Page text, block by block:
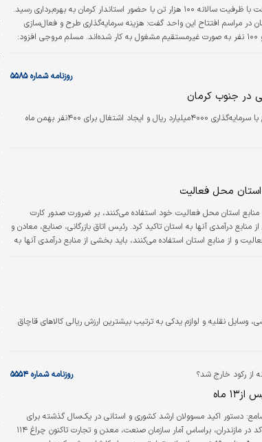
واحد کنسانتره آهن سرگز واقع در بخش اسفندقه شهرستان جیرفت با ظرفیت سالانه ۱۰۰ هزار تن با حضور استاندار کرمان به بهره‌‌برداری رسید.
در مراسم افتتاح این واحد گفت: هزینه سرمایه‌گذاری طرح و فعال‌سازی
معدن ۵۰ میلیارد تومان بوده است که ۳۰ نفر به صورت مستقیم و ۱۰۰ نفر به صورت غیر‌مستقیم مشغول به کار شده‌‌اند. مسلم مروجی افزود:
روزنامه شماره ۵۵۸۵
در جنوب کرمان
رئیس سازمان صمت جنوب کرمان گفت: کارخانه فرآوری مس مطاع با سرمایه‌گذاری ۴۰۰۰‌میلیارد ریال و ایجاد اشتغال برای ۴۰۰نفر بهمن ماه
محل فعالیت
منابع استان محل فعالیت خود استفاده می‌کنند، بر ضرورت صدور کارت
درآمدی آنها به استان تاکید کرد. رئیس اتاق بازرگانی، صنایع، معادن و
و از منابع استان استفاده می‌کنند، باید بخشی از منابع درآمدی آنها به
وسایل نقلیه و لوازم یدکی به ترتیب بیشترین ارزش ریالی کالاهای قاچاق
از رکود خارج شد؟ روزنامه شماره ۵۵۵۴
ماه
دستور اکید مسوولان ارشد کشوری و استانی در یک‌سال گذشته برای
تعیین تکلیف واحد صنعتی راکد در مازندران، براساس آمار سازمان صنعت، معدن و تجارت تاکنون چراغ ۱۱۴